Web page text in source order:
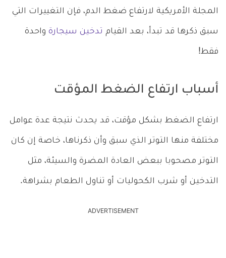
المجلة الأمريكية لارتفاع ضغط الدم، فإن التغييرات التي
سبق ذكرها قد تبدأ، بعد القيام تدخين سيجارة واحدة
فقط!
أسباب ارتفاع الضغط المؤقت
ارتفاع الضغط بشكل مؤقت، قد يحدث نتيجة عدة عوامل
مختلفة منها التوتر الذي سبق وأن ذكرناها، خاصة إن كان
التوتر مصحوبا ببعض العادة المضرة والسيئة، مثل
التدخين أو شرب الكحوليات أو تناول الطعام بشراهة.
ADVERTISEMENT